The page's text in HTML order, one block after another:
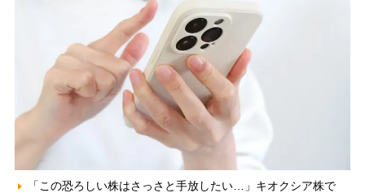
「この恐ろしい株はさっさと手放したい…」キオクシア株で